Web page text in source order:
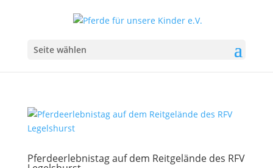
Seite wählen
Pferdeerlebnistag auf dem Reitgelände des RFV